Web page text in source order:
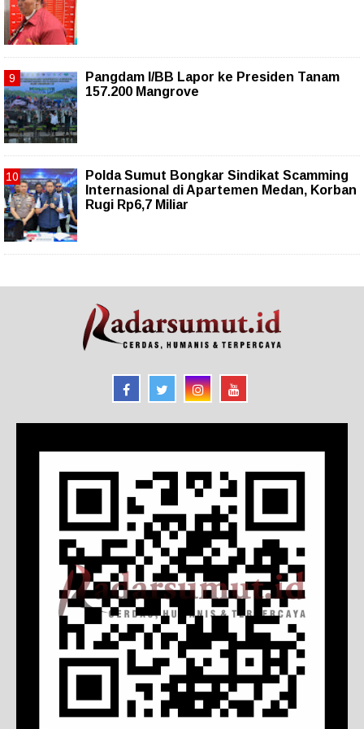
Pangdam I/BB Lapor ke Presiden Tanam
157.200 Mangrove
Polda Sumut Bongkar Sindikat Scamming
Internasional di Apartemen Medan, Korban
Rugi Rp6,7 Miliar